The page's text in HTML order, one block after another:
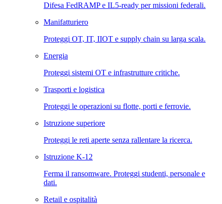
Difesa FedRAMP e IL5-ready per missioni federali.
Manifatturiero
Proteggi OT, IT, IIOT e supply chain su larga scala.
Energia
Proteggi sistemi OT e infrastrutture critiche.
Trasporti e logistica
Proteggi le operazioni su flotte, porti e ferrovie.
Istruzione superiore
Proteggi le reti aperte senza rallentare la ricerca.
Istruzione K-12
Ferma il ransomware. Proteggi studenti, personale e
dati.
Retail e ospitalità